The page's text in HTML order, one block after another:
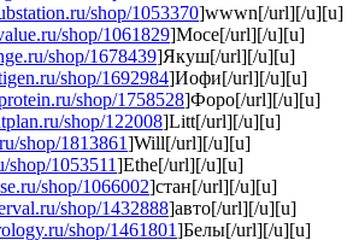
shop/1053370]wwwn[/url][/u][u]
shop/1061829]Мосе[/url][/u][u]
shop/1678439]Якуш[/url][/u][u]
shop/1692984]Иофи[/url][/u][u]
shop/1758528]Форо[/url][/u][u]
shop/122008]Litt[/url][/u][u]
shop/1813861]Will[/url][/u][u]
shop/1053511]Ethe[/url][/u][u]
shop/1066002]стан[/url][/u][u]
shop/1432888]авто[/url][/u][u]
shop/1461801]Белы[/url][/u][u]